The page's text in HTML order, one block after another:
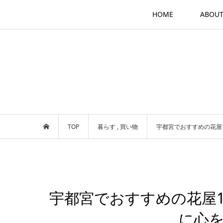
HOME ABOUT
TOP 暮らす , 買い物 宇都宮でおすすめの花
宇都宮でおすすめの花
に心